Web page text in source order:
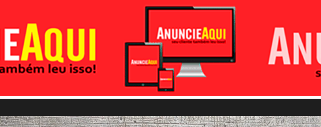
Pular para o conteúdo principal